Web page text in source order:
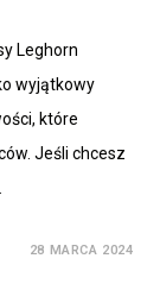
Leghorn
wyjątkowy
które
Jeśli chcesz
28 MARCA 2024